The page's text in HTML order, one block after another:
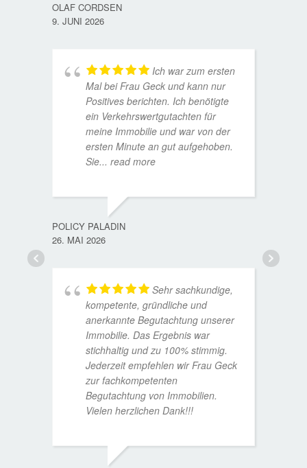
OLAF CORDSEN
9. JUNI 2026
Ich war zum ersten
Mal bei Frau Geck und kann nur
Positives berichten. Ich benötigte
ein Verkehrswertgutachten für
meine Immobilie und war von der
ersten Minute an gut aufgehoben.
Sie... read more
POLICY PALADIN
26. MAI 2026
Sehr sachkundige,
kompetente, gründliche und
anerkannte Begutachtung unserer
Immobilie. Das Ergebnis war
stichhaltig und zu 100% stimmig.
Jederzeit empfehlen wir Frau Geck
zur fachkompetenten
Begutachtung von Immobilien.
Vielen herzlichen Dank!!!